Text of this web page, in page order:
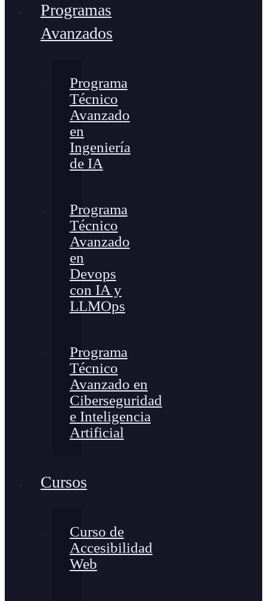
Programas
Avanzados
Programa
Técnico
Avanzado
en
Ingeniería
de IA
Programa
Técnico
Avanzado
en
Devops
con IA y
LLMOps
Programa
Técnico
Avanzado en
Ciberseguridad
e Inteligencia
Artificial
Cursos
Curso de
Accesibilidad
Web